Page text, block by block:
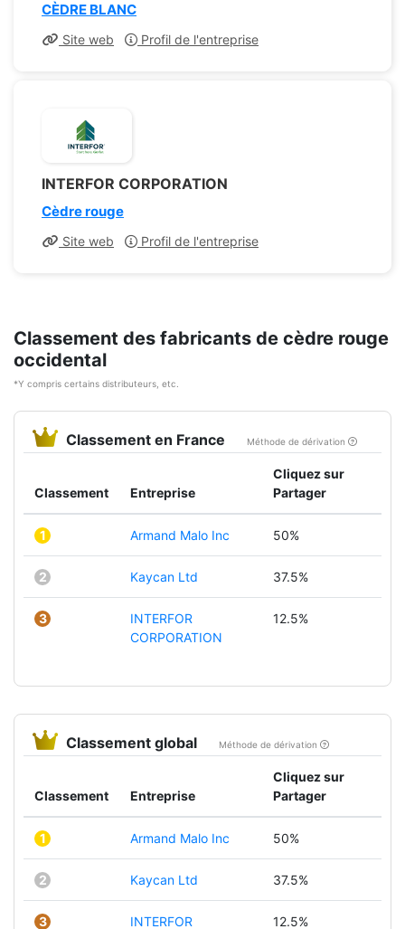
CÈDRE BLANC
Site web Profil de l'entreprise
INTERFOR CORPORATION
Cèdre rouge
Site web Profil de l'entreprise
Classement des fabricants de cèdre rouge
occidental
*Y compris certains distributeurs, etc.
Classement en France Méthode de dérivation
Classement Entreprise
Cliquez sur
Partager
1 Armand Malo Inc 50%
2 Kaycan Ltd 37.5%
3
INTERFOR
CORPORATION
12.5%
Classement global Méthode de dérivation
Classement Entreprise
Cliquez sur
Partager
1 Armand Malo Inc 50%
2 Kaycan Ltd 37.5%
3 INTERFOR 12.5%